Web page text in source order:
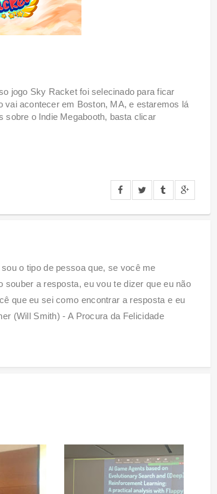
jogo Sky Racket foi selecinado para ficar
vai acontecer em Boston, MA, e estaremos lá
sobre o Indie Megabooth, basta clicar
o tipo de pessoa que, se você me
souber a resposta, eu vou te dizer que eu não
que eu sei como encontrar a resposta e eu
(Will Smith) - A Procura da Felicidade